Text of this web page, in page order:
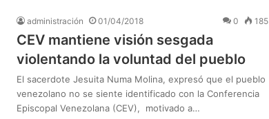
administración 01/04/2018 0 185
CEV mantiene visión sesgada
violentando la voluntad del pueblo
El sacerdote Jesuita Numa Molina, expresó que el pueblo
venezolano no se siente identificado con la Conferencia
Episcopal Venezolana (CEV), motivado a…